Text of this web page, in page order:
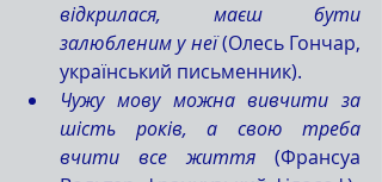
відкрилася, маєш бути
залюбленим у неї (Олесь Гончар,
український письменник).
Чужу мову можна вивчити за
шість років, а свою треба
вчити все життя (Франсуа